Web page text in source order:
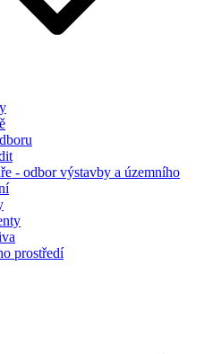
- odbor výstavby a územního
prostředí